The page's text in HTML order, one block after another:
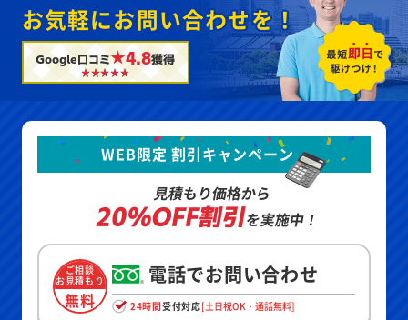
お気軽にお問い合わせを！
Google口コミ★4.8獲得
WEB限定 割引キャンペーン
見積もり価格から
20%OFF割引を実施中！
ご相談
お見積もり
無料
電話でお問い合わせ
24時間受付対応[土日祝OK・通話無料]